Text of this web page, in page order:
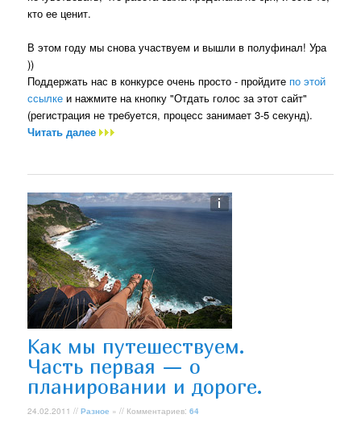
кто ее ценит.
В этом году мы снова участвуем и вышли в полуфинал! Ура
))
Поддержать нас в конкурсе очень просто - пройдите по этой
ссылке и нажмите на кнопку "Отдать голос за этот сайт"
(регистрация не требуется, процесс занимает 3-5 секунд).
Читать далее
Как мы путешествуем.
Часть первая — о
планировании и дороге.
24.02.2011 //Разное » // Комментариев:64